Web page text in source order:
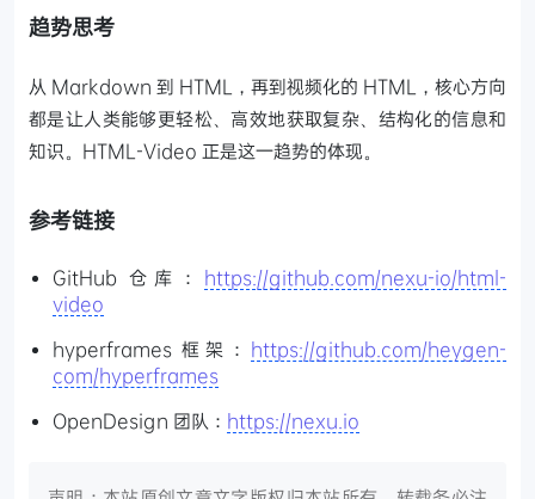
趋势思考
从 Markdown 到 HTML，再到视频化的 HTML，核心方向
都是让人类能够更轻松、高效地获取复杂、结构化的信息和
知识。HTML-Video 正是这一趋势的体现。
参考链接
GitHub 仓库： https://github.com/nexu-io/html-
video
hyperframes 框架： https://github.com/heygen-
com/hyperframes
OpenDesign 团队： https://nexu.io